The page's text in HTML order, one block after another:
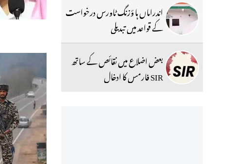
اندراماں ہا ؤزنگ ٹاورس درخواست
کے قواعد میں تبدیلی
بعض اضلاع میں نقائص کے ساتھ
SIR فارمس کا ادخال